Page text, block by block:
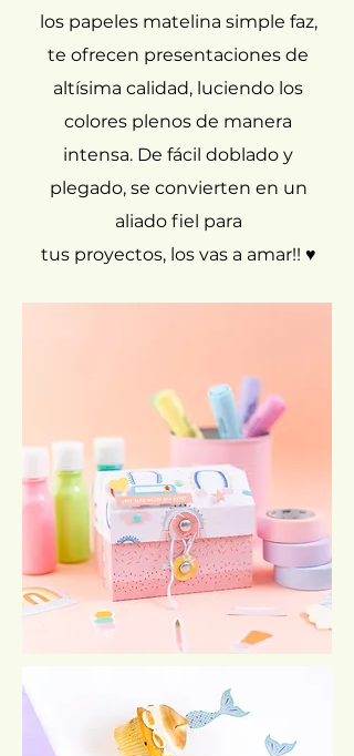
los papeles matelina simple faz,
te ofrecen presentaciones de
altísima calidad, luciendo los
colores plenos de manera
intensa. De fácil doblado y
plegado, se convierten en un
aliado fiel para
tus proyectos, los vas a amar!! ♥